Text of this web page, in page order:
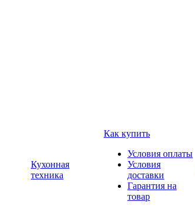
Кухонная
техника
Как купить
Условия оплаты
Условия
доставки
Гарантия на
товар